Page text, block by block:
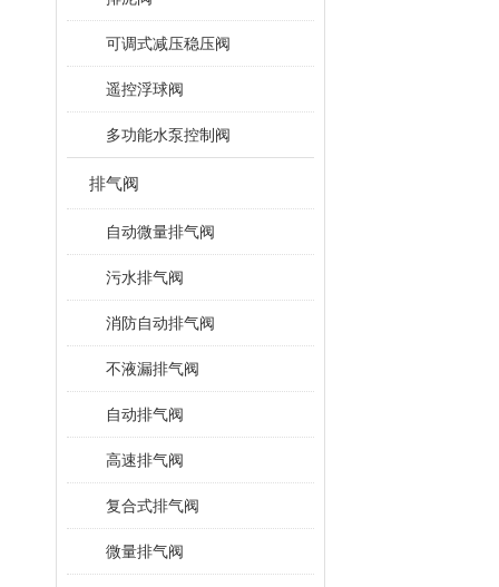
可调式减压稳压阀
遥控浮球阀
多功能水泵控制阀
排气阀
自动微量排气阀
污水排气阀
消防自动排气阀
不液漏排气阀
自动排气阀
高速排气阀
复合式排气阀
微量排气阀